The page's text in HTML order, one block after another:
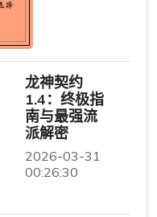
龙神契约
1.4：终极指
南与最强流
派解密
2026-03-31
00:26:30